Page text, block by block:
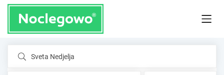
Sveta Nedjelja